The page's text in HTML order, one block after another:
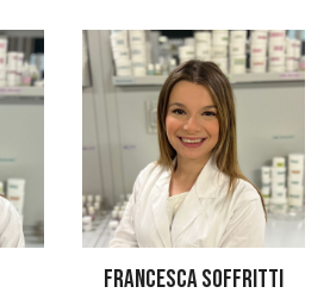
FRANCESCA SOFFRITTI